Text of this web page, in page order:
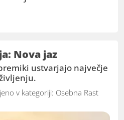
Nova jaz
ustvarjajo največje
v kategoriji: Osebna Rast